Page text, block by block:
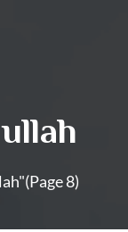
(Page 8)